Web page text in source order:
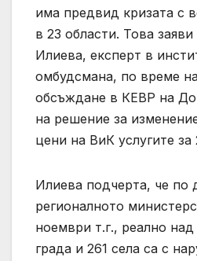
има предвид кризата с
в 23 области. Това
Илиева, експерт в
омбудсмана, по време
обсъждане в КЕВР на
на решение за
цени на ВиК услугите за
Илиева подчерта, че по
регионалното
ноември т.г., реално
града и 261 села са с